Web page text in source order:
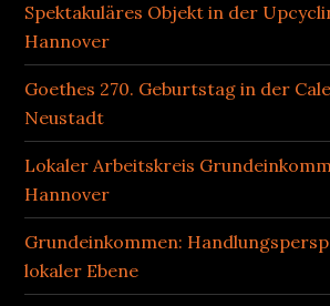
Spektakuläres Objekt in der
Hannover
Goethes 270. Geburtstag in der
Neustadt
Lokaler Arbeitskreis
Hannover
Grundeinkommen:
lokaler Ebene